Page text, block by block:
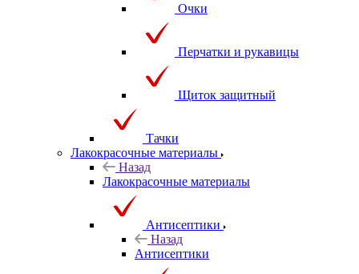
Очки
Перчатки и рукавицы
Щиток защитный
Тачки
Лакокрасочные материалы
Назад
Лакокрасочные материалы
Антисептики
Назад
Антисептики